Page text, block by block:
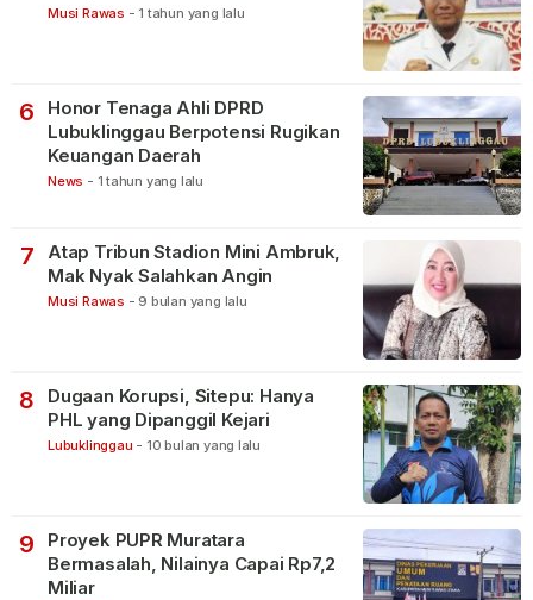
Musi Rawas - 1 tahun yang lalu
6
Honor Tenaga Ahli DPRD
Lubuklinggau Berpotensi Rugikan
Keuangan Daerah
News - 1 tahun yang lalu
7
Atap Tribun Stadion Mini Ambruk,
Mak Nyak Salahkan Angin
Musi Rawas - 9 bulan yang lalu
8
Dugaan Korupsi, Sitepu: Hanya
PHL yang Dipanggil Kejari
Lubuklinggau - 10 bulan yang lalu
9
Proyek PUPR Muratara
Bermasalah, Nilainya Capai Rp7,2
Miliar